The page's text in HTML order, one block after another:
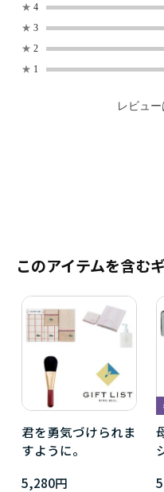
★ 4
★ 3
★ 2
★ 1
レビュー
このアイテムを含む
君を勇気づけられま
すように。
5,280円